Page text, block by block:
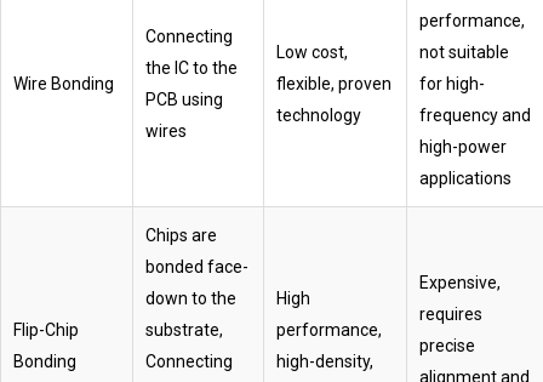
Wire Bonding
Connecting
the IC to the
PCB using
wires
Low cost,
flexible, proven
technology
performance,
not suitable
for high-
frequency and
high-power
applications
Flip-Chip
Bonding
Chips are
bonded face-
down to the
substrate,
Connecting
High
performance,
high-density,
Expensive,
requires
precise
alignment and